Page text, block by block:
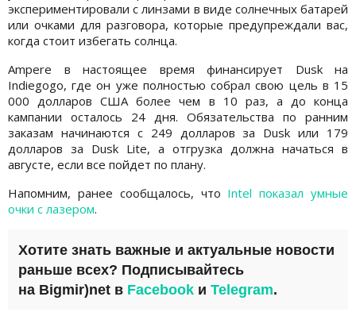
экспериментировали с линзами в виде солнечных батарей
или очками для разговора, которые предупреждали вас,
когда стоит избегать солнца.
Ampere в настоящее время финансирует Dusk на
Indiegogo, где он уже полностью собрал свою цель в 15
000 долларов США более чем в 10 раз, а до конца
кампании осталось 24 дня. Обязательства по ранним
заказам начинаются с 249 долларов за Dusk или 179
долларов за Dusk Lite, а отгрузка должна начаться в
августе, если все пойдет по плану.
Напомним, ранее сообщалось, что Intel показал умные
очки с лазером.
Хотите знать важные и актуальные новости
раньше всех? Подписывайтесь
на Bigmir)net в Facebook и Telegram.